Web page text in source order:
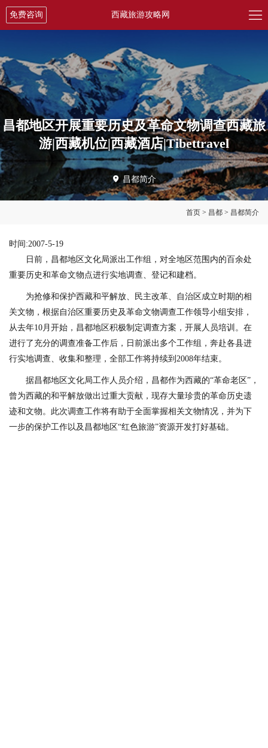

免费咨询 西藏旅游攻略网
昌都地区开展重要历史及革命文物调查西藏旅
游|西藏机位|西藏酒店|Tibettravel
 昌都简介
首页 > 昌都 > 昌都简介
时间:2007-5-19
日前，昌都地区文化局派出工作组，对全地区范围内的百余处
重要历史和革命文物点进行实地调查、登记和建档。
为抢修和保护西藏和平解放、民主改革、自治区成立时期的相
关文物，根据自治区重要历史及革命文物调查工作领导小组安排，
从去年10月开始，昌都地区积极制定调查方案，开展人员培训。在
进行了充分的调查准备工作后，日前派出多个工作组，奔赴各县进
行实地调查、收集和整理，全部工作将持续到2008年结束。
据昌都地区文化局工作人员介绍，昌都作为西藏的“革命老区”，
曾为西藏的和平解放做出过重大贡献，现存大量珍贵的革命历史遗
迹和文物。此次调查工作将有助于全面掌握相关文物情况，并为下
一步的保护工作以及昌都地区“红色旅游”资源开发打好基础。